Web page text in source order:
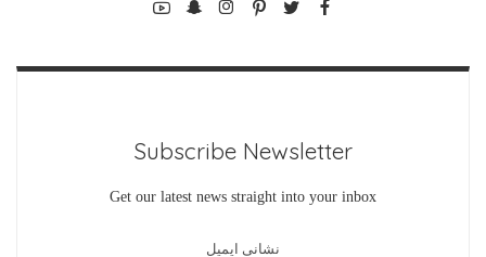
Subscribe Newsletter
Get our latest news straight into your inbox